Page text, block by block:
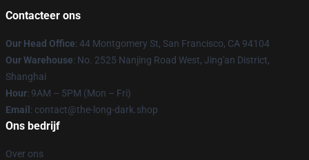
Contacteer ons
Our Head Office: 44 Montgomery St, San Francisco, CA 94104
Our Warehouse: No. 2525 Nanjing Road West, Jing'an District,
Shanghai
Hour: 9AM – 5PM (Mon – Fri)
Email : contact@the-long-dark.shop
Ons bedrijf
Over ons